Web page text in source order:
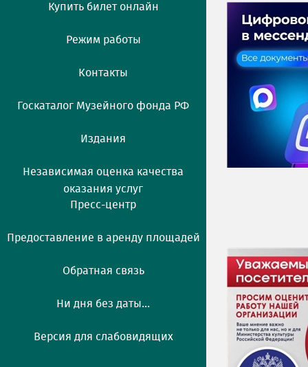
Купить билет онлайн
Режим работы
Контакты
Госкаталог Музейного фонда РФ
Издания
Независимая оценка качества
оказания услуг
Пресс-центр
Предоставление в аренду площадей
Обратная связь
Ни дня без даты...
Версия для слабовидящих